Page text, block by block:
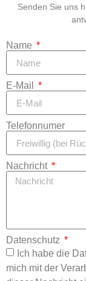
Senden Sie uns
Name
E-Mail
Telefonnumer
Nachricht
Datenschutz
Ich habe die
mich mit der